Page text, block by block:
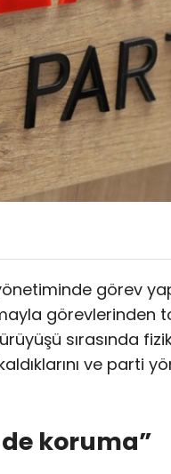
görev
görevlerinden
sırasında
ve parti
koruma”